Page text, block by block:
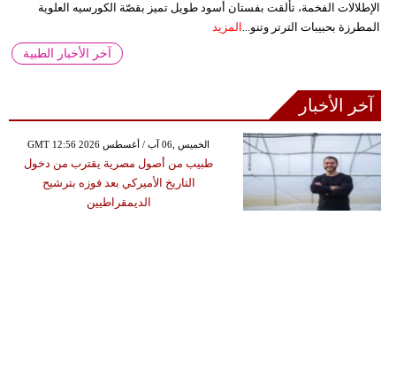
الإطلالات الفخمة، تألقت بفستان أسود طويل تميز بقصّة الكورسيه العلوية
المطرزة بحبيبات الترتر وتنو... المزيد
آخر الأخبار الطبية
آخر الأخبار
GMT 12:56 2026 الخميس ,06 آب / أغسطس
طبيب من أصول مصرية يقترب من دخول
التاريخ الأميركي بعد فوزه بترشيح
الديمقراطيين